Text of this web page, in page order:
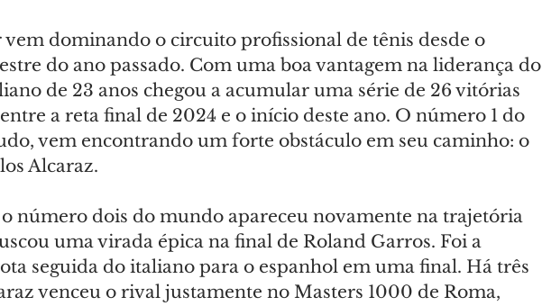
vem dominando o circuito profissional de tênis desde o
do ano passado. Com uma boa vantagem na liderança do
de 23 anos chegou a acumular uma série de 26 vitórias
a reta final de 2024 e o início deste ano. O número 1 do
vem encontrando um forte obstáculo em seu caminho: o
Alcaraz.
número dois do mundo apareceu novamente na trajetória
uma virada épica na final de Roland Garros. Foi a
seguida do italiano para o espanhol em uma final. Há três
venceu o rival justamente no Masters 1000 de Roma,